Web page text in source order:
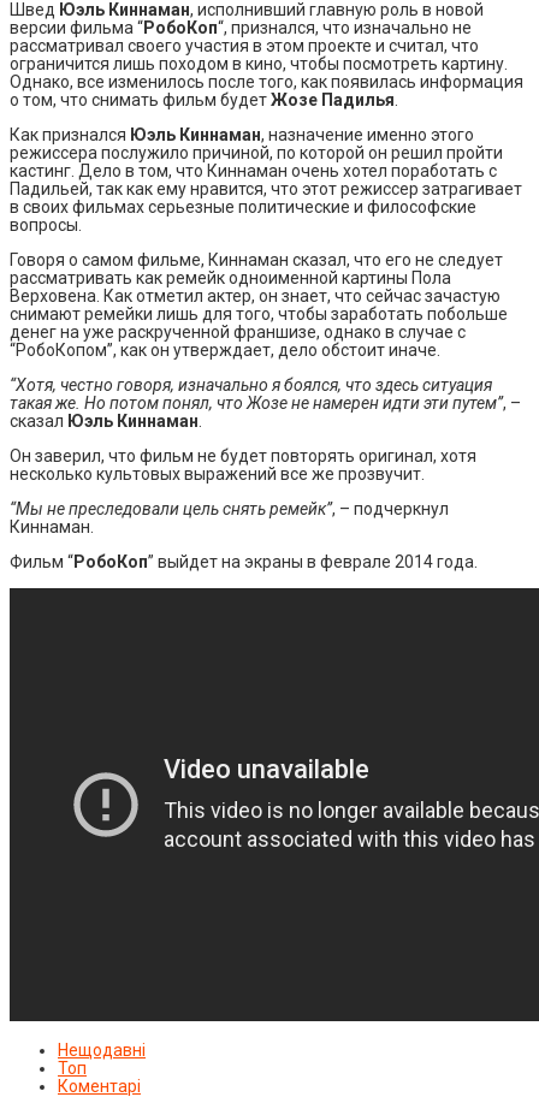
Швед Юэль Киннаман, исполнивший главную роль в новой
версии фильма “РобоКоп“, признался, что изначально не
рассматривал своего участия в этом проекте и считал, что
ограничится лишь походом в кино, чтобы посмотреть картину.
Однако, все изменилось после того, как появилась информация
о том, что снимать фильм будетЖозе Падилья
Как признался Юэль Киннаман, назначение именно этого
режиссера послужило причиной, по которой он решил пройти
кастинг. Дело в том, что Киннаман очень хотел поработать с
Падильей, так как ему нравится, что этот режиссер затрагивает
в своих фильмах серьезные политические и философские
вопросы.
Говоря о самом фильме, Киннаман сказал, что его не следует
рассматривать как ремейк одноименной картины Пола
Верховена. Как отметил актер, он знает, что сейчас зачастую
снимают ремейки лишь для того, чтобы заработать побольше
денег на уже раскрученной франшизе, однако в случае с
“РобоКопом”, как он утверждает, дело обстоит иначе.
“Хотя, честно говоря, изначально я боялся, что здесь ситуация
такая же. Но потом понял, что Жозе не намерен идти эти путем”, –
сказал Юэль Киннаман
Он заверил, что фильм не будет повторять оригинал, хотя
несколько культовых выражений все же прозвучит.
“Мы не преследовали цель снять ремейк”, – подчеркнул
Киннаман.
Фильм “РобоКоп” выйдет на экраны в феврале 2014 года.
Нещодавні
Топ
Коментарі